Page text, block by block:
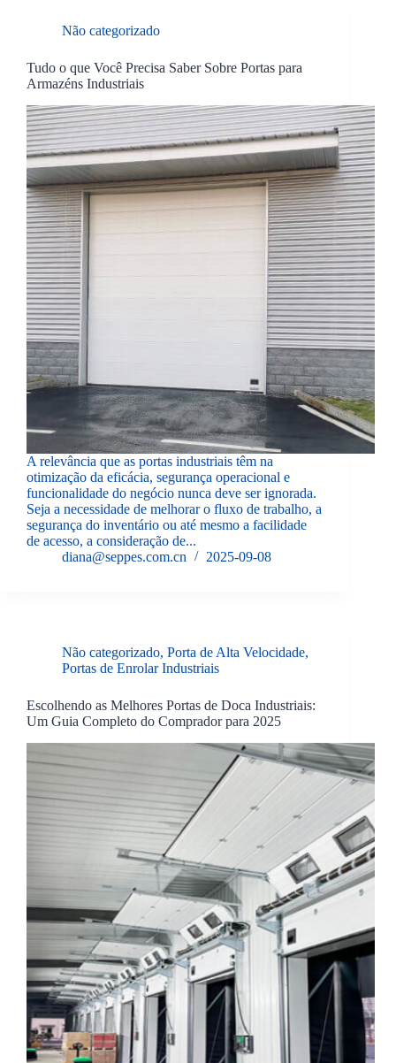
Não categorizado
Tudo o que Você Precisa Saber Sobre Portas para
Armazéns Industriais
A relevância que as portas industriais têm na
otimização da eficácia, segurança operacional e
funcionalidade do negócio nunca deve ser ignorada.
Seja a necessidade de melhorar o fluxo de trabalho, a
segurança do inventário ou até mesmo a facilidade
de acesso, a consideração de...
diana@seppes.com.cn
2025-09-08
Não categorizado, Porta de Alta Velocidade,
Portas de Enrolar Industriais
Escolhendo as Melhores Portas de Doca Industriais:
Um Guia Completo do Comprador para 2025